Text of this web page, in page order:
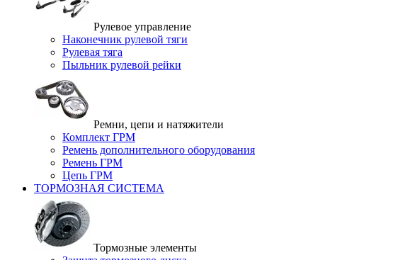
Рулевое управление
Наконечник рулевой тяги
Рулевая тяга
Пыльник рулевой рейки
Ремни, цепи и натяжители
Комплект ГРМ
Ремень дополнительного оборудования
Ремень ГРМ
Цепь ГРМ
ТОРМОЗНАЯ СИСТЕМА
Тормозные элементы